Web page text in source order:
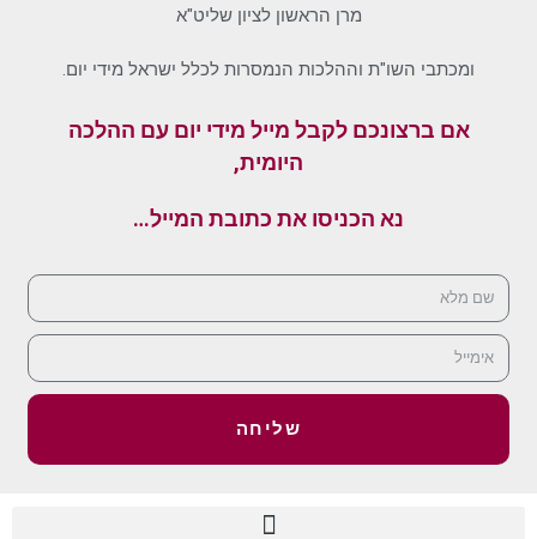
מרן הראשון לציון שליט"א
ומכתבי השו"ת וההלכות הנמסרות לכלל ישראל מידי יום.
אם ברצונכם לקבל מייל מידי יום עם ההלכה
היומית,
נא הכניסו את כתובת המייל…
שליחה